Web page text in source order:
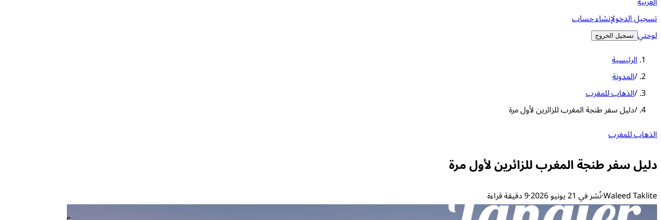
تسجيل الدخولإنشاء حساب
لوحتي تسجيل الخروج
الرئيسية
/المدونة
/الذهاب للمغرب
/دليل سفر طنجة المغرب للزائرين لأول مرة
الذهاب للمغرب
دليل سفر طنجة المغرب للزائرين لأول مرة
Waleed Taklite
·نُشر في 21 يونيو 2026 ·9 دقيقة قراءة